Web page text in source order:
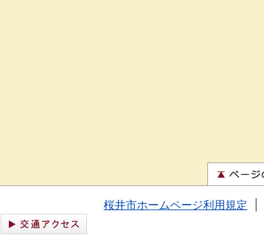
桜井市ホームページ利用規定